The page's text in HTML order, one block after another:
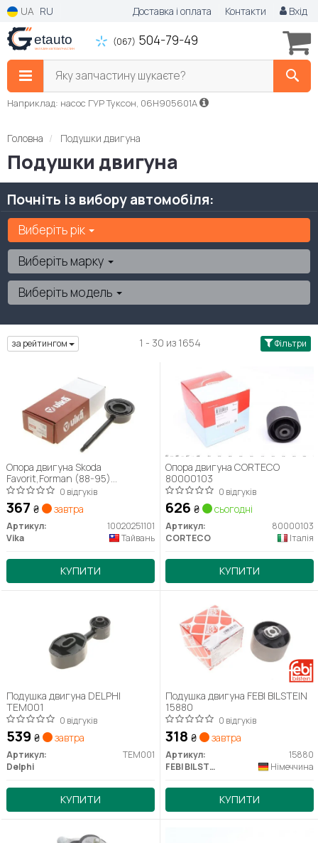
UA RU Доставка і оплата Контакти Вхід
(067) 504-79-49
Яку запчастину шукаєте?
Наприклад: насос ГУР Туксон, 06H905601A
Головна Подушки двигуна
Подушки двигуна
Почніть із вибору автомобіля:
Виберіть рік
Виберіть марку
Виберіть модель
за рейтингом 1 - 30 из 1654 Фільтри
Опора двигуна Skoda
Favorit,Forman (88-95)
(10020251101) VIKA
0 відгуків
367 ₴ завтра
Артикул:
10020251101
Vika
Тайвань
КУПИТИ
Опора двигуна CORTECO
80000103
0 відгуків
626 ₴ сьогодні
Артикул:
80000103
CORTECO
Італія
КУПИТИ
Подушка двигуна DELPHI
TEM001
0 відгуків
539 ₴ завтра
Артикул:
TEM001
Delphi
КУПИТИ
Подушка двигуна FEBI BILSTEIN
15880
0 відгуків
318 ₴ завтра
Артикул:
15880
FEBI BILSTEIN
Німеччина
КУПИТИ